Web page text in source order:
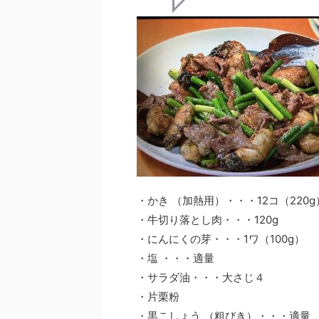
・かき （加熱用）・・・12コ（220g
・牛切り落とし肉・・・120g
・にんにくの芽・・・1ワ（100g）
・塩 ・・・適量
・サラダ油・・・大さじ４
・片栗粉
・黒こしょう （粗びき）・・・適量